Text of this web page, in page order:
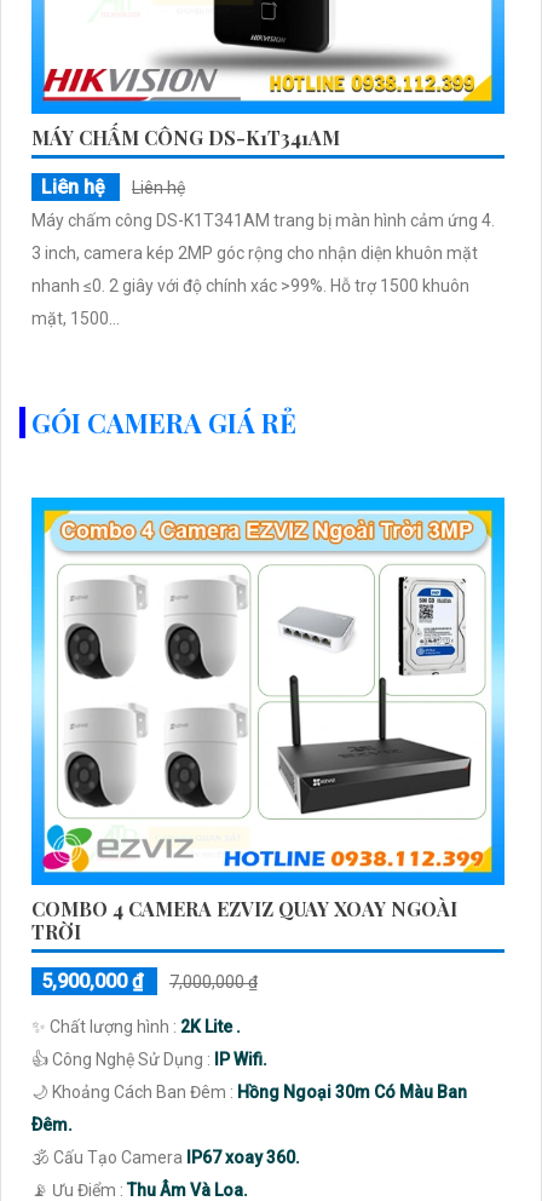
MÁY CHẤM CÔNG DS-K1T341AM
Liên hệ
Liên hệ
Máy chấm công DS-K1T341AM trang bị màn hình cảm ứng 4.
3 inch, camera kép 2MP góc rộng cho nhận diện khuôn mặt
nhanh ≤0. 2 giây với độ chính xác >99%. Hỗ trợ 1500 khuôn
mặt, 1500...
GÓI CAMERA GIÁ RẺ
COMBO 4 CAMERA EZVIZ QUAY XOAY NGOÀI
TRỜI
5,900,000 ₫ 7,000,000 ₫
✨ Chất lượng hình : 2K Lite .
👍 Công Nghệ Sử Dụng :
IP Wifi.
🌙 Khoảng Cách Ban Đêm : Hồng Ngoại 30m Có Màu Ban
Ðêm.
🕉️ Cấu Tạo Camera
IP67 xoay 360.
️📡 Ưu Điểm :Thu Âm Và Loa.